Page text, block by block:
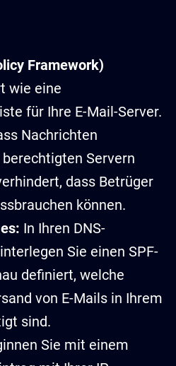
Framework)
wie eine
für Ihre E-Mail-Server.
Nachrichten
Servern
dass Betrüger
können.
In Ihren DNS-
Sie einen SPF-
definiert, welche
von E-Mails in Ihrem
sind.
Sie mit einem